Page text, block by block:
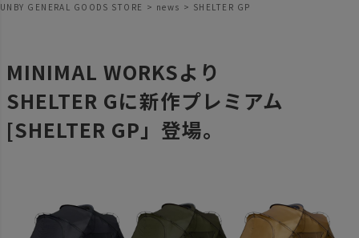
UNBY GENERAL GOODS STORE news SHELTER GP
MINIMAL WORKSより
SHELTER Gに新作プレミアム
[SHELTER GP」登場。